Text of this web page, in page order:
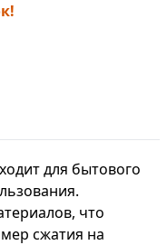
для бытового
что
сжатия на